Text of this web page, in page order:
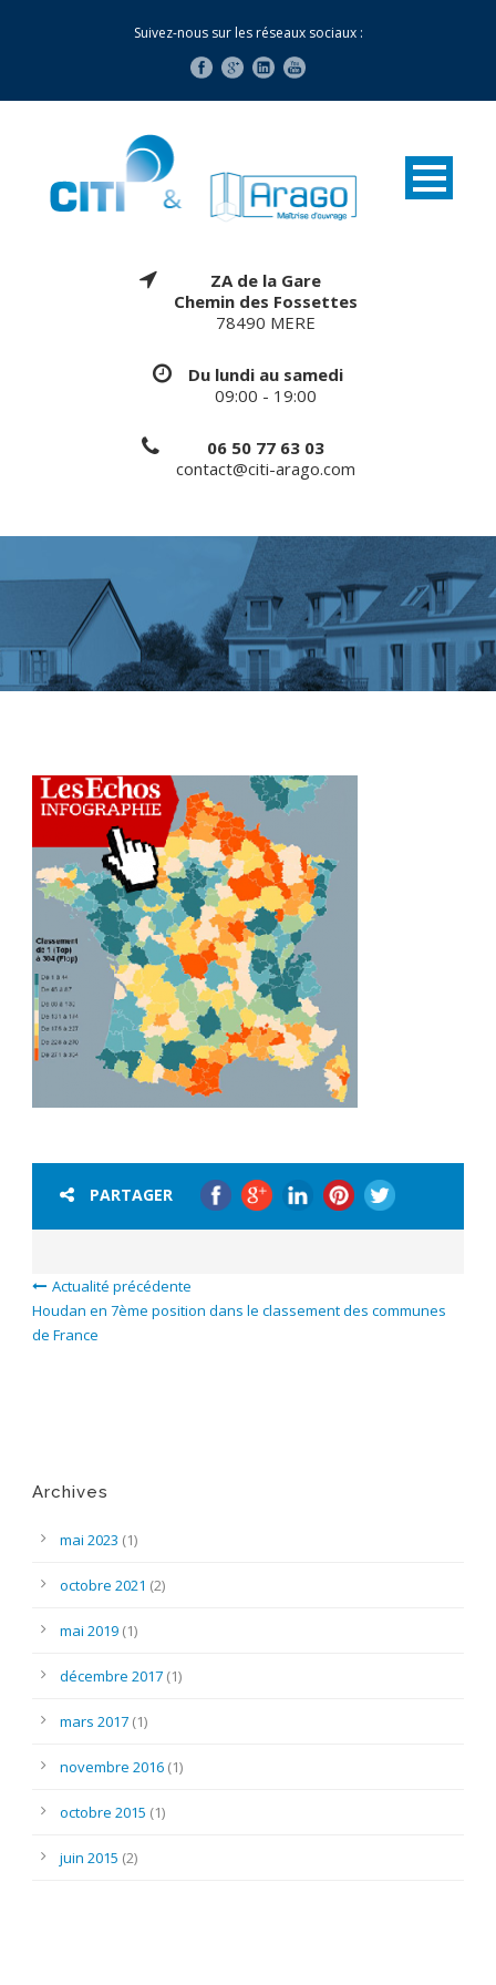
Suivez-nous sur les réseaux sociaux :
ZA de la Gare
Chemin des Fossettes
78490 MERE
Du lundi au samedi
09:00 - 19:00
06 50 77 63 03
contact@citi-arago.com
PARTAGER
Actualité précédente
Houdan en 7ème position dans le classement des communes
de France
Archives
mai 2023 (1)
octobre 2021 (2)
mai 2019 (1)
décembre 2017 (1)
mars 2017 (1)
novembre 2016 (1)
octobre 2015 (1)
juin 2015 (2)